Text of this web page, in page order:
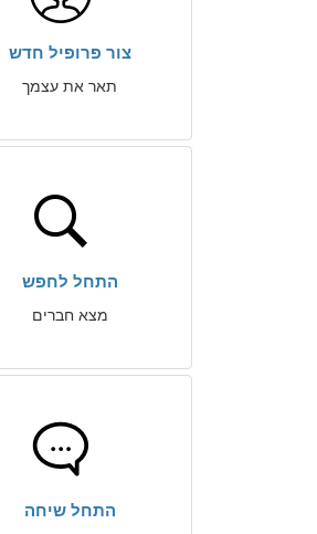
צור פרופיל חדש
תאר את עצמך
התחל לחפש
מצא חברים
התחל שיחה